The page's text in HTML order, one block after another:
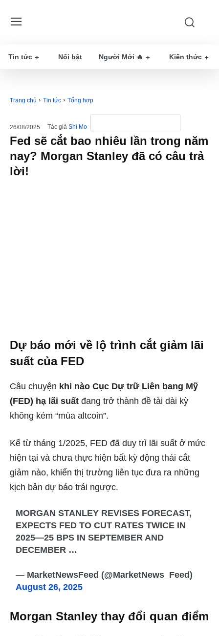
Tin tức Nổi bật Người Mới 🔥 Kiến thức
Trang chủ Tin tức Tổng hợp
26/08/2025 Tác giả Shi Mo
Fed sẽ cắt bao nhiêu lần trong năm
nay? Morgan Stanley đã có câu trả
lời!
Dự báo mới về lộ trình cắt giảm lãi
suất của FED
Câu chuyện khi nào Cục Dự trữ Liên bang Mỹ
(FED) hạ lãi suất đang trở thành đề tài dài kỳ
không kém “mùa altcoin”.
Kể từ tháng 1/2025, FED đã duy trì lãi suất ở mức
hiện tại và chưa thực hiện bất kỳ động thái cắt
giảm nào, khiến thị trường liên tục đưa ra những
kịch bản dự báo trái ngược.
MORGAN STANLEY REVISES FORECAST,
EXPECTS FED TO CUT RATES TWICE IN
2025—25 BPS IN SEPTEMBER AND
DECEMBER …
— MarketNewsFeed (@MarketNews_Feed)
August 26, 2025
Morgan Stanley thay đổi quan điểm